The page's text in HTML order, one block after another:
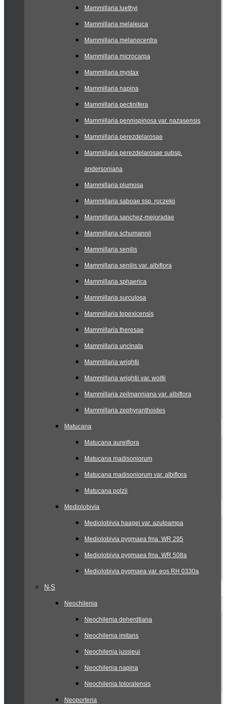
Mammillaria luethyi
Mammillaria melaleuca
Mammillaria melanocentra
Mammillaria microcarpa
Mammillaria mystax
Mammillaria napina
Mammillaria pectinifera
Mammillaria pennispinosa var. nazasensis
Mammillaria perezdelarosae
Mammillaria perezdelarosae subsp.
andersoniana
Mammillaria plumosa
Mammillaria saboae ssp. roczekii
Mammillaria sanchez-mejoradae
Mammillaria schumannii
Mammillaria senilis
Mammillaria senilis var. albiflora
Mammillaria sphaerica
Mammillaria surculosa
Mammillaria tepexicensis
Mammillaria theresae
Mammillaria uncinata
Mammillaria wrightii
Mammillaria wrightii var. wolfii
Mammillaria zeilmanniana var. albiflora
Mammillaria zephyranthoides
Matucana
Matucana aureiflora
Matucana madisoniorum
Matucana madisoniorum var. albiflora
Matucana polzii
Mediolobivia
Mediolobivia haagei var. azulpampa
Mediolobivia pygmaea fma. WR 295
Mediolobivia pygmaea fma. WR 508a
Mediolobivia pygmaea var. eos RH 0330a
N-S
Neochilenia
Neochilenia deherdtiana
Neochilenia imitans
Neochilenia jussieui
Neochilenia napina
Neochilenia totoralensis
Neoporteria